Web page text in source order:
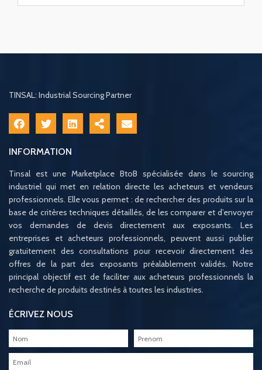
TINSAL: Industrial Sourcing Partner
INFORMATION
Tinsal est une Marketplace BtoB spécialisée dans le sourcing
industriel qui met en relation directe les acheteurs et vendeurs
professionnels. Elle vous permet : de rechercher des produits sur la
base de critères techniques détaillés, de les comparer et d’envoyer
vos demandes de devis directement aux exposants. Les
entreprises et acheteurs professionnels, peuvent aussi publier
gratuitement des consultations pour recevoir directement des
offres de la part des exposants préalablement validés. Notre
principal objectif est de faciliter aux acheteurs professionnels la
recherche de produits destinés à toutes les industries.
ÉCRIVEZ NOUS